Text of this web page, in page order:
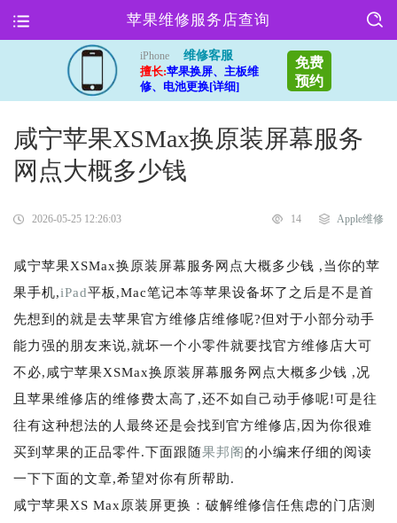
苹果维修服务店查询
iPhone
维修客服
擅长:苹果换屏、主板维
修、电池更换[详细]
免费
预约
咸宁苹果XSMax换原装屏幕服务
网点大概多少钱
2026-05-25 12:26:03 14 Apple维修
咸宁苹果XSMax换原装屏幕服务网点大概多少钱 ,当你的苹
果手机,iPad平板,Mac笔记本等苹果设备坏了之后是不是首
先想到的就是去苹果官方维修店维修呢?但对于小部分动手
能力强的朋友来说,就坏一个小零件就要找官方维修店大可
不必,咸宁苹果XSMax换原装屏幕服务网点大概多少钱 ,况
且苹果维修店的维修费太高了,还不如自己动手修呢!可是往
往有这种想法的人最终还是会找到官方维修店,因为你很难
买到苹果的正品零件.下面跟随果邦阁的小编来仔细的阅读
一下下面的文章,希望对你有所帮助.
咸宁苹果XS Max原装屏更换：破解维修信任焦虑的门店测